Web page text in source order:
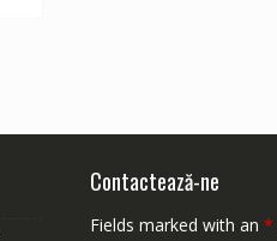
Contactează-ne
Fields marked with an *